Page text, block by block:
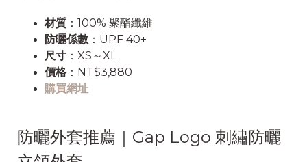
材質 ：100% 聚酯纖維
防曬係數 ：UPF 40+
尺寸 ：XS～XL
價格 ：NT$3,880
購買網址
防曬外套推薦｜Gap Logo 刺繡防曬